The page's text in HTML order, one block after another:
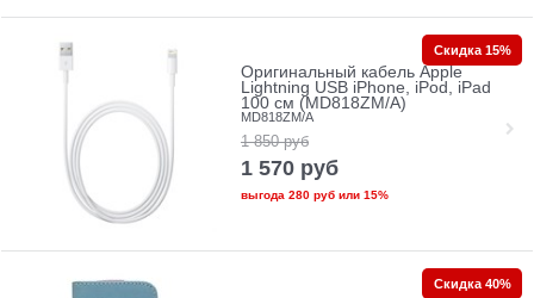
Оригинальный кабель Apple
Lightning USB iPhone, iPod, iPad
100 см (MD818ZM/A)
MD818ZM/A
1 850 руб
1 570 руб
выгода 280 рубили 15%
Скидка 15%
Скидка 40%